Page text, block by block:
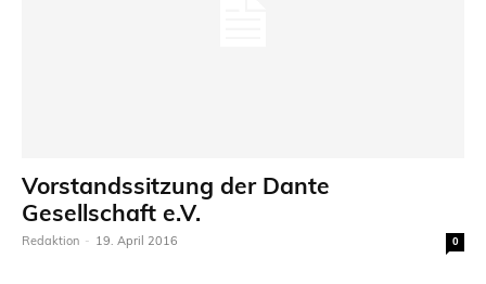
Vorstandssitzung der Dante
Gesellschaft e.V.
Redaktion - 19. April 2016 0